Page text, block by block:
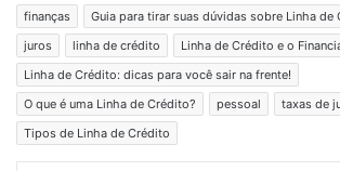
finanças
Guia para tirar suas dúvidas sobre Linha de
juros
linha de crédito
Linha de Crédito e o
Linha de Crédito: dicas para você sair na frente!
O que é uma Linha de Crédito?
pessoal
taxas de
Tipos de Linha de Crédito